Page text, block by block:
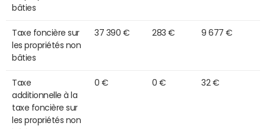
bâties
Taxe foncière sur
les propriétés non
bâties
37 390 € 283 € 9 677 €
Taxe
additionnelle à la
taxe foncière sur
les propriétés non
0 € 0 € 32 €